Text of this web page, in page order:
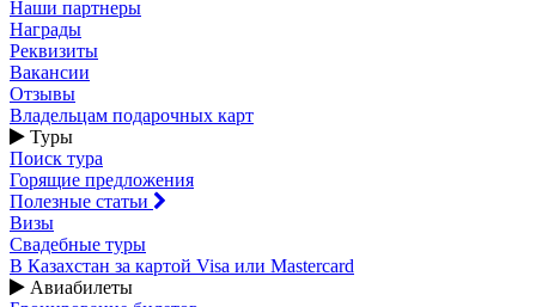
Наши партнеры
Награды
Реквизиты
Вакансии
Отзывы
Владельцам подарочных карт
Туры
Поиск тура
Горящие предложения
Полезные статьи
Визы
Свадебные туры
В Казахстан за картой Visa или Masterсard
Авиабилеты